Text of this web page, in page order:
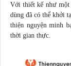
Với thiết kế như một
dùng đã có thể khởi
thiện nguyện minh
thời gian thực.